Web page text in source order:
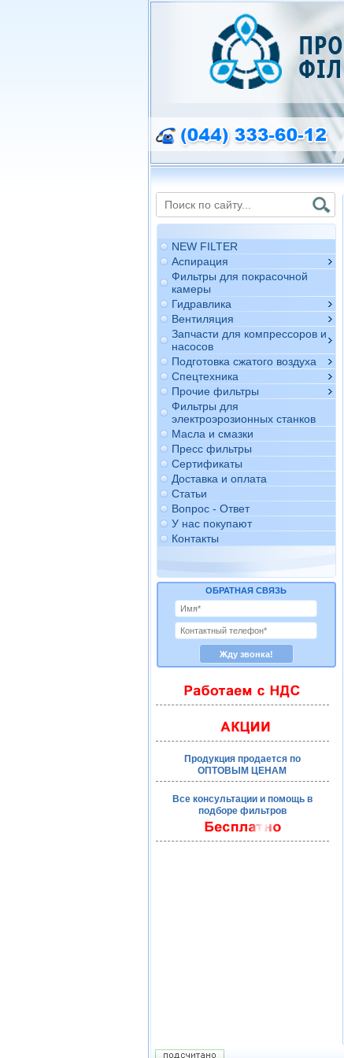
NEW FILTER
Аспирация
Фильтры для покрасочной
камеры
Гидравлика
Вентиляция
Запчасти для компрессоров и
насосов
Подготовка сжатого воздуха
Спецтехника
Прочие фильтры
Фильтры для
электроэрозионных станков
Масла и смазки
Пресс фильтры
Сертификаты
Доставка и оплата
Статьи
Вопрос - Ответ
У нас покупают
Контакты
ОБРАТНАЯ СВЯЗЬ
Продукция продается по
ОПТОВЫМ ЦЕНАМ
Все консультации и помощь в
подборе фильтров